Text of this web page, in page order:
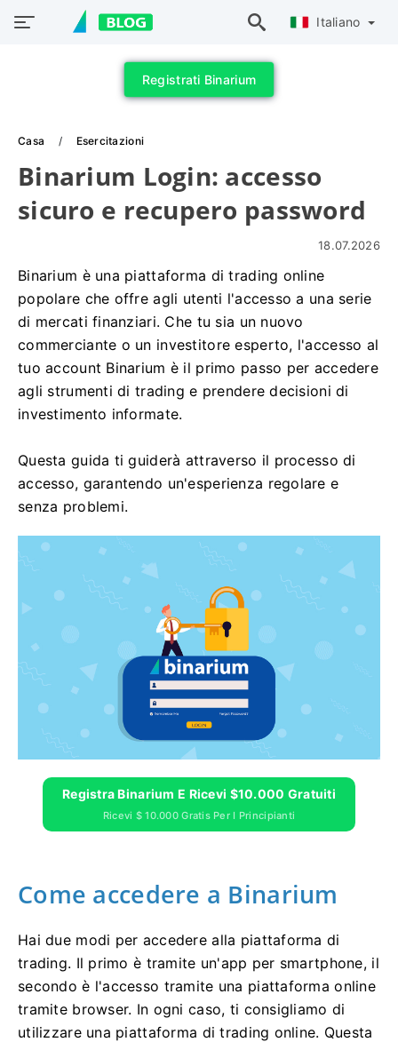
Italiano
Registrati Binarium
Casa Esercitazioni
Binarium Login: accesso
sicuro e recupero password
18.07.2026
Binarium è una piattaforma di trading online
popolare che offre agli utenti l'accesso a una serie
di mercati finanziari. Che tu sia un nuovo
commerciante o un investitore esperto, l'accesso al
tuo account Binarium è il primo passo per accedere
agli strumenti di trading e prendere decisioni di
investimento informate.
Questa guida ti guiderà attraverso il processo di
accesso, garantendo un'esperienza regolare e
senza problemi.
Registra Binarium E Ricevi $10.000 Gratuiti
Ricevi $ 10.000 Gratis Per I Principianti
Come accedere a Binarium
Hai due modi per accedere alla piattaforma di
trading. Il primo è tramite un'app per smartphone, il
secondo è l'accesso tramite una piattaforma online
tramite browser. In ogni caso, ti consigliamo di
utilizzare una piattaforma di trading online. Questa